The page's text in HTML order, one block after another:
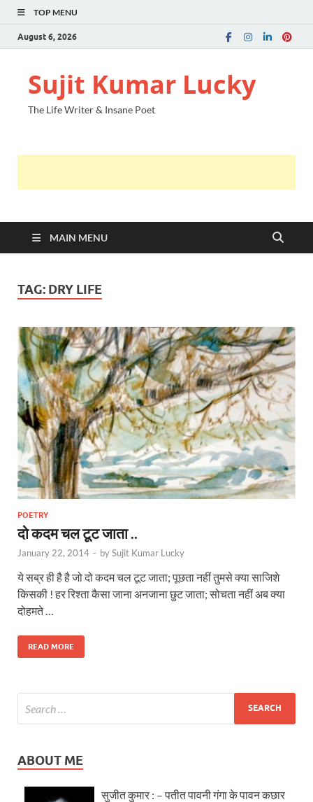
TOP MENU
August 6, 2026
Sujit Kumar Lucky
The Life Writer & Insane Poet
MAIN MENU
TAG: DRY LIFE
POETRY
दो कदम चल टूट जाता ..
January 22, 2014 - bySujit Kumar Lucky
ये सब्र ही है है जो दो कदम चल टूट जाता; पूछता नहीं तुमसे क्या साजिशे
किसकी ! हर रिश्ता कैसा जाना अनजाना छुट जाता; सोचता नहीं अब क्या
दोहमते …
READ MORE
ABOUT ME
सुजीत कुमार : – पतीत पावनी गंगा के पावन कछार